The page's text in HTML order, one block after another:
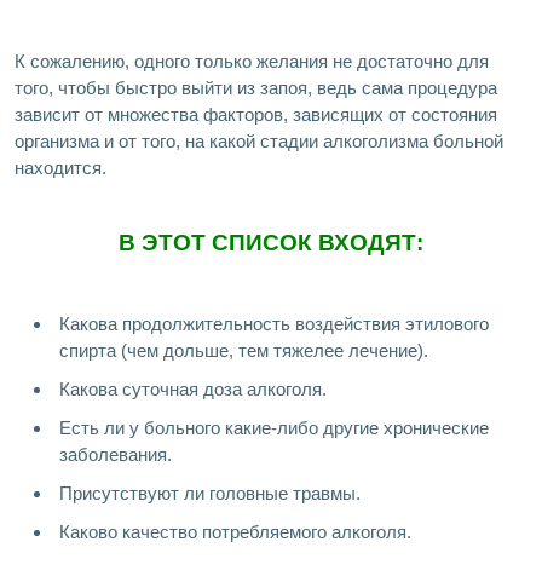
К сожалению, одного только желания не достаточно для
того, чтобы быстро выйти из запоя, ведь сама процедура
зависит от множества факторов, зависящих от состояния
организма и от того, на какой стадии алкоголизма больной
находится.
В ЭТОТ СПИСОК ВХОДЯТ:
Какова продолжительность воздействия этилового
спирта (чем дольше, тем тяжелее лечение).
Какова суточная доза алкоголя.
Есть ли у больного какие-либо другие хронические
заболевания.
Присутствуют ли головные травмы.
Каково качество потребляемого алкоголя.